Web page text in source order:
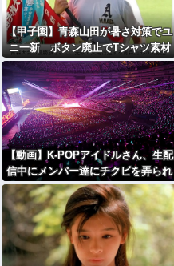
【甲子園】青森山田が暑さ対策でユ
ニ一新 ボタン廃止でTシャツ素材
ｗｗｗ
【動画】K-POPアイドルさん、生配
信中にメンバー達にチクビを弄られ
てしまう